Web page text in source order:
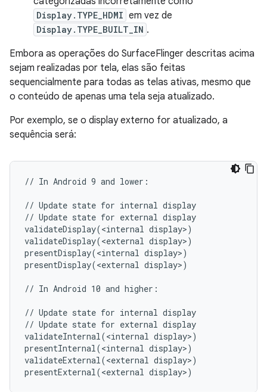
Display.TYPE_HDMI em vez de
Display.TYPE_BUILT_IN .
Embora as operações do SurfaceFlinger descritas acima
sejam realizadas por tela, elas são feitas
sequencialmente para todas as telas ativas, mesmo que
o conteúdo de apenas uma tela seja atualizado.
Por exemplo, se o display externo for atualizado, a
sequência será:
// In Android 9 and lower:
// Update state for internal display
// Update state for external display
validateDisplay(<internal display>)
validateDisplay(<external display>)
presentDisplay(<internal display>)
presentDisplay(<external display>)
// In Android 10 and higher:
// Update state for internal display
// Update state for external display
validateInternal(<internal display>)
presentInternal(<internal display>)
validateExternal(<external display>)